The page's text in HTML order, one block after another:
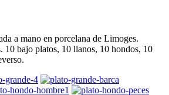
a mano en porcelana de Limoges.
10 bajo platos, 10 llanos, 10 hondos, 10